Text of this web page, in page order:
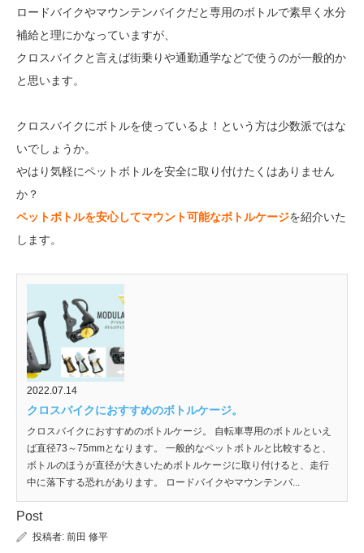
ロードバイクやマウンテンバイクだと専用のボトルで素早く水分
補給と理にかなっていますが、
クロスバイクと言えば街乗りや通勤通学などで使うのが一般的か
と思います。
クロスバイクにボトルを使っているよ！という方は少数派ではな
いでしょうか。
やはり気軽にペットボトルを安全に取り付けたくはありません
か？
ペットボトルを安心してマウント可能なボトルケージを紹介いた
します。
2022.07.14
クロスバイクにおすすめのボトルケージ。
クロスバイクにおすすめのボトルケージ。 自転車専用のボトルといえ
ば直径73～75mmとなります。 一般的なペットボトルと比較すると、
ボトルのほうが直径が大きいためボトルケージに取り付けると、走行
中に落下する恐れがあります。 ロードバイクやマウンテンバ...
Post
投稿者: 前田 修平